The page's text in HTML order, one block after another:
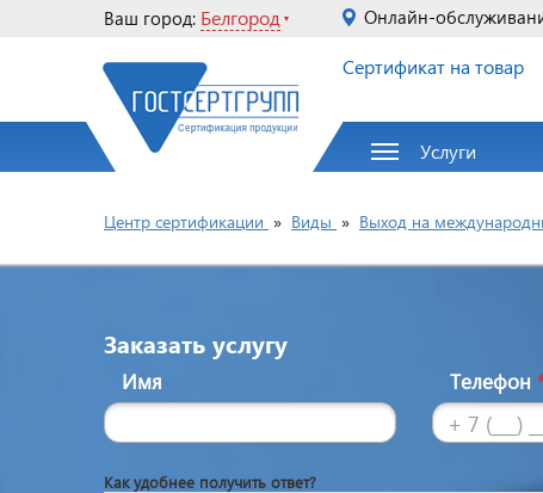
Ваш город: Белгород Онлайн-
Сертификат на товар
Услуги
Центр сертификации » Виды » Выход на
Заказать услугу
Имя Телефон
Как удобнее получить ответ?